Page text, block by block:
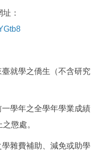
：
就學之僑生（不含研究
學年之全學年學業成績
懲處。
雜費補助、減免或助學